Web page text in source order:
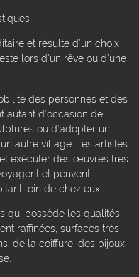
et résulte d’un choix
lors d’un rêve ou d’une
des personnes et des
autant d’occasion de
ou d’adopter un
autre village. Les artistes
exécuter des œuvres très
et peuvent
loin de chez eux.
qui possède les qualités
raffinées, surfaces très
de la coiffure, des bijoux